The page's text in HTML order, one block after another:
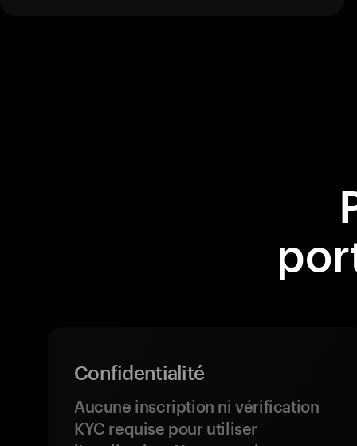
Confidentialité
Aucune inscription ni vérification
KYC requise pour utiliser